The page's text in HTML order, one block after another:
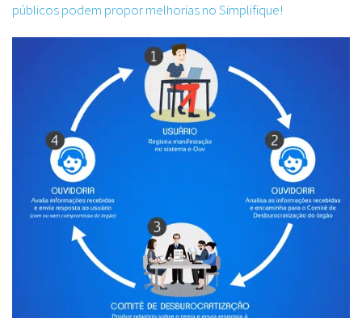
públicos podem propor melhorias no Simplifique!